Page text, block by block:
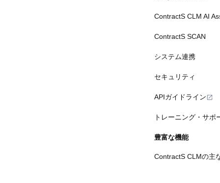
ContractS CLM AI
ContractS SCAN
システム連携
セキュリティ
APIガイドライン
トレーニング・サポ
豊富な機能
ContractS CLMの主